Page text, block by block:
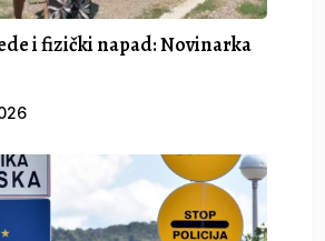
i fizički napad: Novinarka